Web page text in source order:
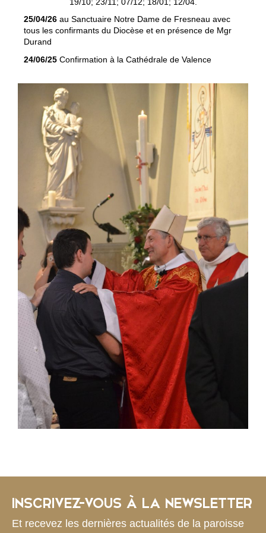
25/04/26 au Sanctuaire Notre Dame de Fresneau avec
tous les confirmants du Diocèse et en présence de Mgr
Durand
24/06/25 Confirmation à la Cathédrale de Valence
INSCRIVEZ-VOUS À LA NEWSLETTER
Et recevez les dernières actualités de la paroisse